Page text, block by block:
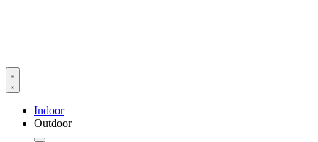
Indoor
Outdoor